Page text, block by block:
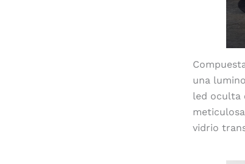
una
led oculta
vidrio